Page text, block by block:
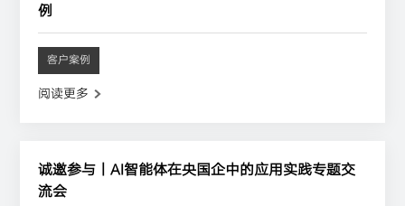
例
客户案例
阅读更多
诚邀参与丨AI智能体在央国企中的应用实践专题交
流会